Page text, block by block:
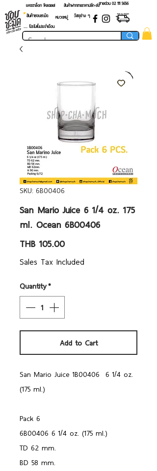
แคตตาล็อก โหลดเลย! สายด่วน 02 ​111 5656
สินค้าฝากขายราคาปลีก-ส่ง
สินค้าชอบชะมัด
หมวดหมู่
วัสดุต่าง ๆ
.... โปรโมชั่นประจำเดือน
SKU: 6B00406
San Mario Juice 6 1/4 oz. 175
ml. Ocean 6B00406
THB 105.00Price
Sales Tax Included
Quantity*
Add to Cart
San Mario Juice 1B00406 6 1/4 oz.
(175 ml.)
Pack 6
6B00406 6 1/4 oz. (175 ml.)
TD 62 mm.
BD 58 mm.